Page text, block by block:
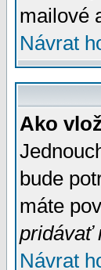
mailové
Návrat
Ako
bude
máte
pridávať
Návrat